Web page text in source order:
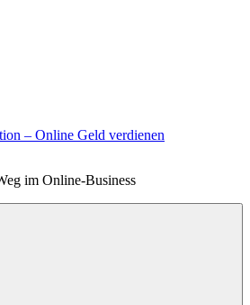
– Online Geld verdienen
im Online-Business